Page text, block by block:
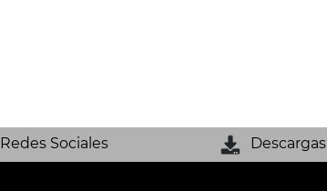
Redes Sociales Descargas